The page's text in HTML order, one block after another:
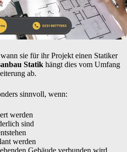
sie für ihr Projekt einen Statiker
Statik hängt dies vom Umfang
ab.
sinnvoll, wenn:
werden
sind
werden
Gebäude verbunden wird